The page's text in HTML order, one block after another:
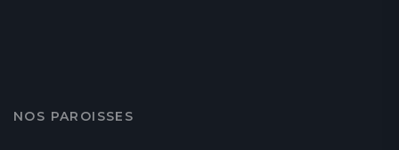
NOS PAROISSES